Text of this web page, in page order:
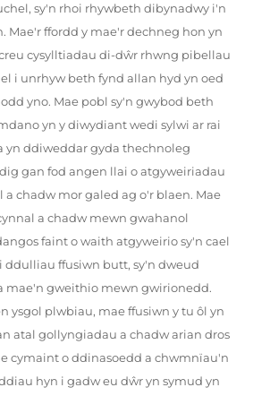
sy'n rhoi rhywbeth dibynadwy i'n
Mae'r ffordd y mae'r dechneg hon yn
cysylltiadau di-dŵr rhwng pibellau
i unrhyw beth fynd allan hyd yn oed
yno. Mae pobl sy'n gwybod beth
yn y diwydiant wedi sylwi ar rai
yn ddiweddar gyda thechnoleg
gan fod angen llai o atgyweiriadau
a chadw mor galed ag o'r blaen. Mae
a chadw mewn gwahanol
faint o waith atgyweirio sy'n cael
ddulliau ffusiwn butt, sy'n dweud
mae'n gweithio mewn gwirionedd.
ysgol plwbiau, mae ffusiwn y tu ôl yn
atal gollyngiadau a chadw arian dros
cymaint o ddinasoedd a chwmnïau'n
hyn i gadw eu dŵr yn symud yn